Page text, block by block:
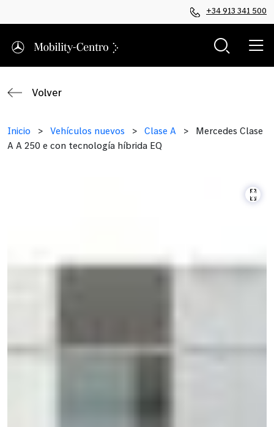
+34 913 341 500
Volver
Inicio > Vehículos nuevos > Clase A >
Mercedes Clase
A A 250 e con tecnología híbrida EQ